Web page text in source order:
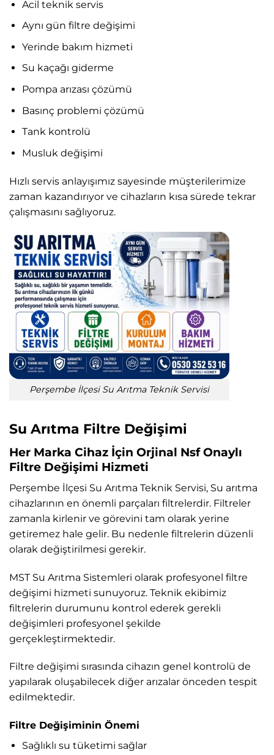
Acil teknik servis
Aynı gün filtre değişimi
Yerinde bakım hizmeti
Su kaçağı giderme
Pompa arızası çözümü
Basınç problemi çözümü
Tank kontrolü
Musluk değişimi
Hızlı servis anlayışımız sayesinde müşterilerimize
zaman kazandırıyor ve cihazların kısa sürede tekrar
çalışmasını sağlıyoruz.
Perşembe İlçesi Su Arıtma Teknik Servisi
Su Arıtma Filtre Değişimi
Her Marka Cihaz İçin Orjinal Nsf Onaylı
Filtre Değişimi Hizmeti
Perşembe İlçesi Su Arıtma Teknik Servisi, Su arıtma
cihazlarının en önemli parçaları filtrelerdir. Filtreler
zamanla kirlenir ve görevini tam olarak yerine
getiremez hale gelir. Bu nedenle filtrelerin düzenli
olarak değiştirilmesi gerekir.
MST Su Arıtma Sistemleri olarak profesyonel filtre
değişimi hizmeti sunuyoruz. Teknik ekibimiz
filtrelerin durumunu kontrol ederek gerekli
değişimleri profesyonel şekilde
gerçekleştirmektedir.
Filtre değişimi sırasında cihazın genel kontrolü de
yapılarak oluşabilecek diğer arızalar önceden tespit
edilmektedir.
Filtre Değişiminin Önemi
Sağlıklı su tüketimi sağlar